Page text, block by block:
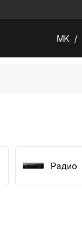
MK /
Радио